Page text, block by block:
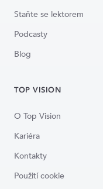
Staňte se lektorem
Podcasty
Blog
TOP VISION
O Top Vision
Kariéra
Kontakty
Použití cookie